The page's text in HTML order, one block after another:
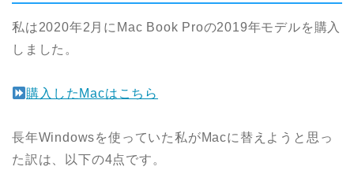
私は2020年2月にMac Book Proの2019年モデルを購入
しました。
購入したMacはこちら
長年Windowsを使っていた私がMacに替えようと思っ
た訳は、以下の4点です。